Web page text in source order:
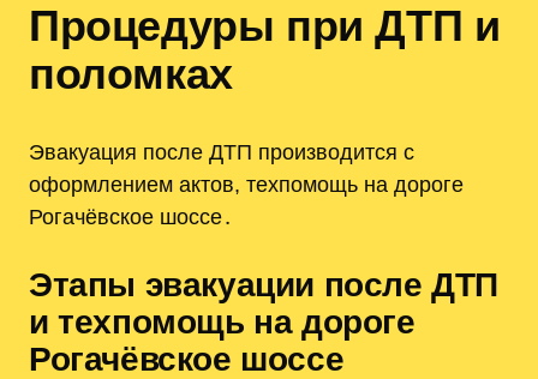
Процедуры при ДТП и
поломках
Эвакуация после ДТП производится с
оформлением актов, техпомощь на дороге
Рогачёвское шоссе․
Этапы эвакуации после ДТП
и техпомощь на дороге
Рогачёвское шоссе